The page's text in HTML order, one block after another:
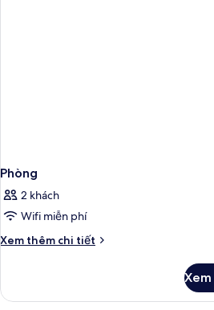
Phòng
2 khách
Wifi miễn phí
Xem thêm chi tiết
Chi
Phòng